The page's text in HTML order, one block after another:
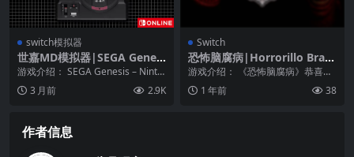
switch模拟器
世嘉MD模拟器|SEGA Genesi
s – Nintendo Switch Online
游戏介绍： SEGA Genesis – Ninte
ndo Switch Onl...
3 月前 2.9K
Switch
恐怖脑腐病|Horrorillo Brain
rotillo
游戏介绍： 《恐怖脑腐病》恭喜
你，不幸的灵魂！ 你现在被困在萨
胡尔的豪宅里，带着...
1 年前 38
作者信息